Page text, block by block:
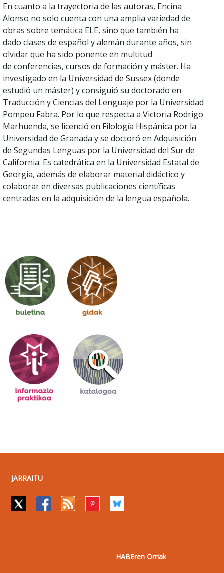
En cuanto a la trayectoria de las autoras, Encina
Alonso no solo cuenta con una amplia variedad de
obras sobre temática ELE, sino que también ha
dado clases de español y alemán durante años, sin
olvidar que ha sido ponente en multitud
de conferencias, cursos de formación y máster. Ha
investigado en la Universidad de Sussex (donde
estudió un máster) y consiguió su doctorado en
Traducción y Ciencias del Lenguaje por la Universidad
Pompeu Fabra. Por lo que respecta a Victoria Rodrigo
Marhuenda, se licenció en Filología Hispánica por la
Universidad de Granada y se doctoró en Adquisición
de Segundas Lenguas por la Universidad del Sur de
California. Es catedrática en la Universidad Estatal de
Georgia, además de elaborar material didáctico y
colaborar en diversas publicaciones científicas
centradas en la adquisición de la lengua española.
JARRAITU
HABEren Orriak